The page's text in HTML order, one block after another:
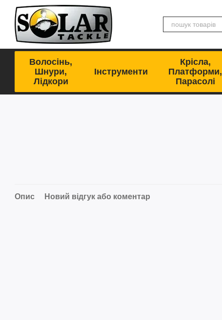
Перейти до основного контенту
Волосінь,
Шнури,
Лідкори
Інструменти
Крісла,
Платформи,
Парасолі
Опис Новий відгук або коментар